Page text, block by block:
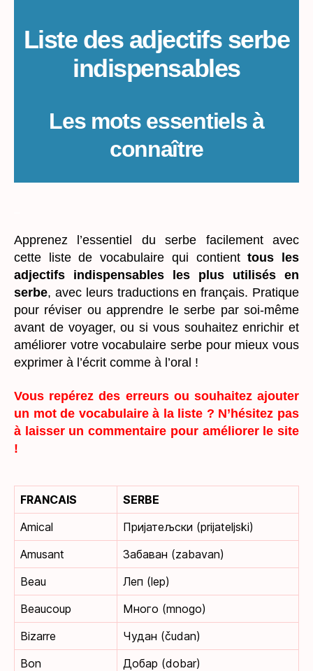
Liste des adjectifs serbe
indispensables
Les mots essentiels à
connaître
Apprenez l’essentiel du serbe facilement avec
cette liste de vocabulaire qui contienttous les
adjectifs indispensables les plus utilisés en
serbe, avec leurs traductions en français. Pratique
pour réviser ou apprendre le serbe par soi-même
avant de voyager, ou si vous souhaitez enrichir et
améliorer votre vocabulaire serbe pour mieux vous
exprimer à l’écrit comme à l’oral !
Vous repérez des erreurs ou souhaitez ajouter
un mot de vocabulaire à la liste ? N’hésitez pas
à laisser un commentaire pour améliorer le site
!
FRANCAIS
SERBE
Amical
Пријатељски (prijateljski)
Amusant
Забаван (zabavan)
Beau
Леп (lep)
Beaucoup
Много (mnogo)
Bizarre
Чудан (čudan)
Bon
Добар (dobar)